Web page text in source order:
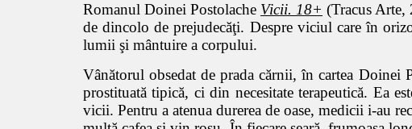
Romanul Doinei Postolache Vicii. 18+ (Tracus Arte,
de dincolo de prejudecăţi. Despre viciul care în
lumii şi mântuire a corpului.
Vânătorul obsedat de prada cărnii, în cartea Doinei
prostituată tipică, ci din necesitate terapeutică. Ea
vicii. Pentru a atenua durerea de oase, medicii i-au